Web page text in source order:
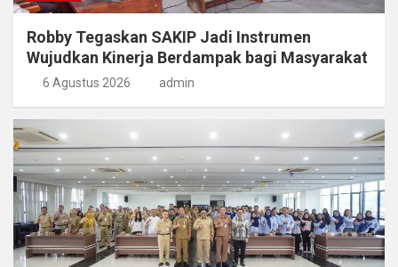
Robby Tegaskan SAKIP Jadi Instrumen
Wujudkan Kinerja Berdampak bagi Masyarakat
6 Agustus 2026 admin